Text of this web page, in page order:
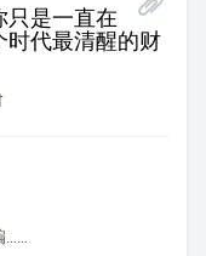
只是一直在
代最清醒的财
编